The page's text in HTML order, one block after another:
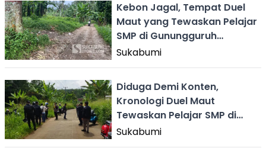
Kebon Jagal, Tempat Duel
Maut yang Tewaskan Pelajar
SMP di Gunungguruh
Sukabumi
Sukabumi
Diduga Demi Konten,
Kronologi Duel Maut
Tewaskan Pelajar SMP di
Sukabumi
Sukabumi